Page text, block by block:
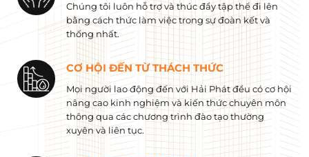
Chúng tôi luôn hỗ trợ và thúc đẩy tập thể đi lên
bằng cách thức làm việc trong sự đoàn kết và
thống nhất.
CƠ HỘI ĐẾN TỪ THÁCH THỨC
Mọi người lao động đến với Hải Phát đều có cơ hội
nâng cao kinh nghiệm và kiến ​​thức chuyên môn
thông qua các chương trình đào tạo thường
xuyên và liên tục.